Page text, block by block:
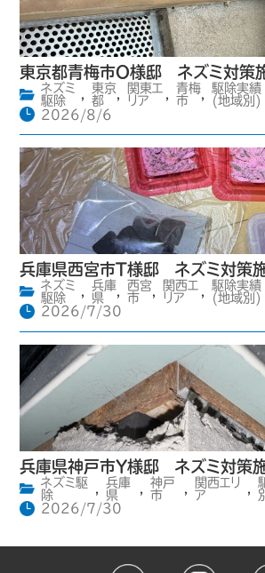
東京都青梅市O様邸 ネズミ対策
ネズミ
駆除
,
東京
都
,
関東エ
リア
,
青梅
市
,
駆除実績
(地域別)
2026/8/6
兵庫県西宮市T様邸 ネズミ対策
ネズミ
駆除
,
兵庫
県
,
西宮
市
,
関西エ
リア
,
駆除実績
(地域別)
2026/7/30
兵庫県神戸市Y様邸 ネズミ対策
ネズミ駆
除
,
兵庫
県
,
神戸
市
,
関西エリ
ア
,
2026/7/30